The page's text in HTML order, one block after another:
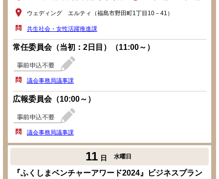
ウェディング エルティ（福島市野田町1丁目10－41）
共生社会・女性活躍推進課
常任委員会（当初：2日目）（11:00～）
議会事務局議事課
広報委員会（10:00～）
議会事務局議事課
11 日 水曜日
『ふくしまベンチャーアワード2024』ビジネスプラン